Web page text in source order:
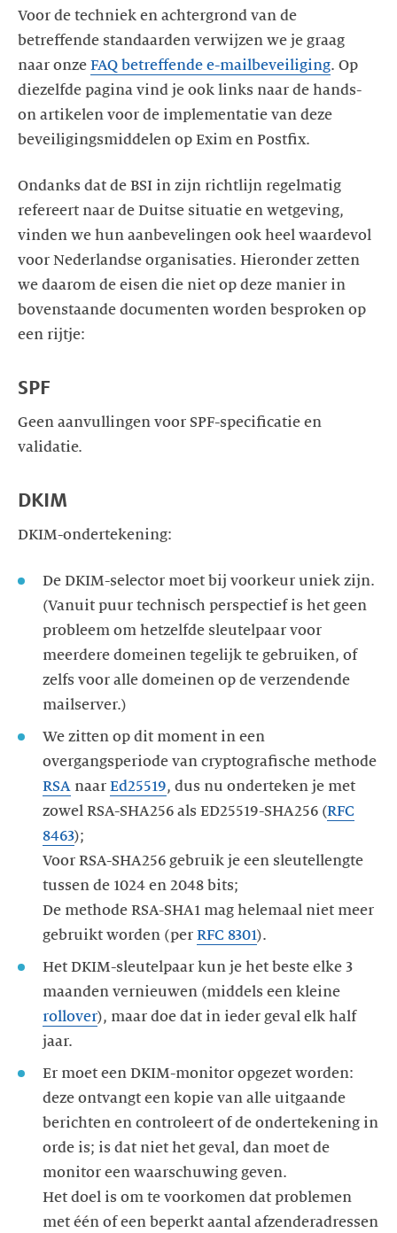
Voor de techniek en achtergrond van de
betreffende standaarden verwijzen we je graag
naar onze FAQ betreffende e-mailbeveiliging. Op
diezelfde pagina vind je ook links naar de hands-
on artikelen voor de implementatie van deze
beveiligingsmiddelen op Exim en Postfix.
Ondanks dat de BSI in zijn richtlijn regelmatig
refereert naar de Duitse situatie en wetgeving,
vinden we hun aanbevelingen ook heel waardevol
voor Nederlandse organisaties. Hieronder zetten
we daarom de eisen die niet op deze manier in
bovenstaande documenten worden besproken op
een rijtje:
SPF
Geen aanvullingen voor SPF-specificatie en
validatie.
DKIM
DKIM-ondertekening:
De DKIM-selector moet bij voorkeur uniek zijn.
(Vanuit puur technisch perspectief is het geen
probleem om hetzelfde sleutelpaar voor
meerdere domeinen tegelijk te gebruiken, of
zelfs voor alle domeinen op de verzendende
mailserver.)
We zitten op dit moment in een
overgangsperiode van cryptografische methode
RSA naar Ed25519, dus nu onderteken je met
zowel RSA-SHA256 als ED25519-SHA256 (RFC
8463);
Voor RSA-SHA256 gebruik je een sleutellengte
tussen de 1024 en 2048 bits;
De methode RSA-SHA1 mag helemaal niet meer
gebruikt worden (per RFC 8301).
Het DKIM-sleutelpaar kun je het beste elke 3
maanden vernieuwen (middels een kleine
rollover), maar doe dat in ieder geval elk half
jaar.
Er moet een DKIM-monitor opgezet worden:
deze ontvangt een kopie van alle uitgaande
berichten en controleert of de ondertekening in
orde is; is dat niet het geval, dan moet de
monitor een waarschuwing geven.
Het doel is om te voorkomen dat problemen
met één of een beperkt aantal afzenderadressen